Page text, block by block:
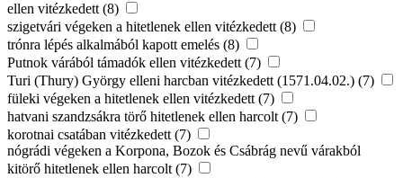
ellen vitézkedett (8)
szigetvári végeken a hitetlenek ellen vitézkedett (8)
trónra lépés alkalmából kapott emelés (8)
Putnok várából támadók ellen vitézkedett (7)
Turi (Thury) György elleni harcban vitézkedett (1571.04.02.) (7)
füleki végeken a hitetlenek ellen vitézkedett (7)
hatvani szandzsákra törő hitetlenek ellen harcolt (7)
korotnai csatában vitézkedett (7)
nógrádi végeken a Korpona, Bozok és Csábrág nevű várakból
kitörő hitetlenek ellen harcolt (7)